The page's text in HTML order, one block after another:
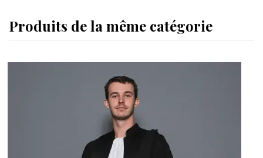
Produits de la même catégorie